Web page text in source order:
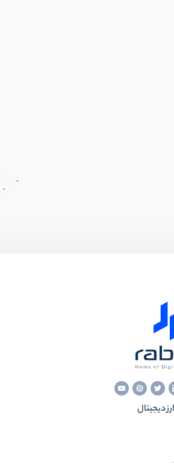
دیجیتال